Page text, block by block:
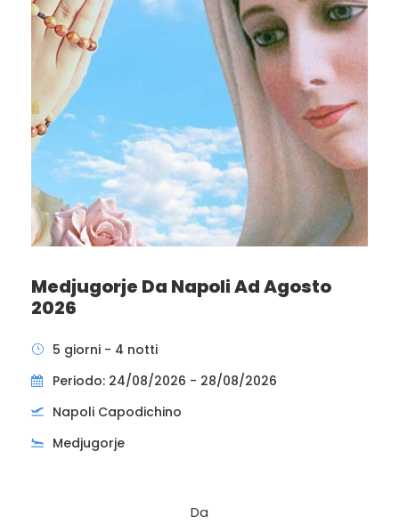
Medjugorje Da Napoli Ad Agosto
2026
5 giorni - 4 notti
Periodo: 24/08/2026 - 28/08/2026
Napoli Capodichino
Medjugorje
Da